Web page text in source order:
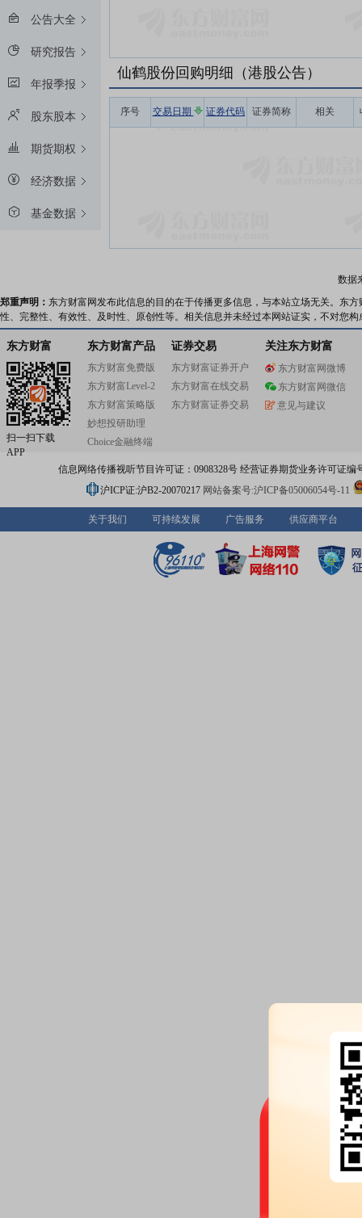
公告大全
研究报告
年报季报
股东股本
期货期权
经济数据
基金数据
仙鹤股份回购明细（港股公告）
序号 交易日期 证券代码 证券简称 相关
数据
郑重声明： 东方财富网发布此信息的目的在于传播更多信息，与本站立场无关。东
性、完整性、有效性、及时性、原创性等。相关信息并未经过本网站证实，不对您
东方财富
扫一扫下载
APP
东方财富产品
东方财富免费版
东方财富Level-2
东方财富策略版
妙想投研助理
Choice金融终端
证券交易
东方财富证券开户
东方财富在线交易
东方财富证券交易
关注东方财富
东方财富网微博
东方财富网微信
意见与建议
信息网络传播视听节目许可证：0908328号 经营证券期货业务许可证编
沪ICP证:沪B2-20070217 网站备案号:沪ICP备05006054号-11
关于我们 可持续发展 广告服务 供应商平台